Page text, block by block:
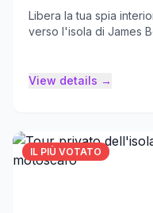
Libera la tua spia
verso l'isola di James
View details →
IL PIÙ VOTATO